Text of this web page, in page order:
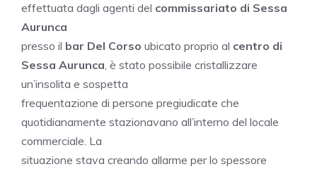
effettuata dagli agenti del commissariato di Sessa
Aurunca
presso il bar Del Corso ubicato proprio al centro di
Sessa Aurunca, è stato possibile cristallizzare
un’insolita e sospetta
frequentazione di persone pregiudicate che
quotidianamente stazionavano all’interno del locale
commerciale. La
situazione stava creando allarme per lo spessore